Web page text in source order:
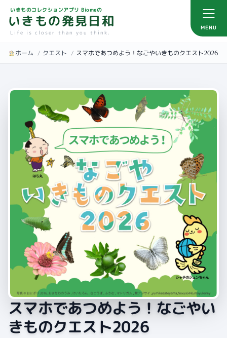
いきものコレクションアプリ Biomeの
いきもの発見日和
Life is closer than you think.
MENU
ホーム / クエスト / スマホであつめよう！なごやいきものクエスト2026
スマホであつめよう！なごやい
きものクエスト2026